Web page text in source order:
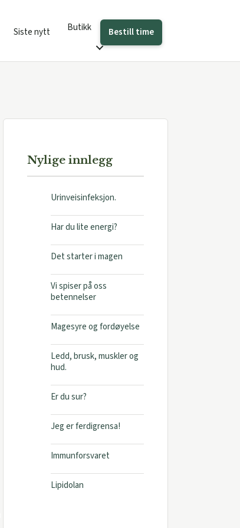
Siste nytt Butikk Bestill time
Nylige innlegg
Urinveisinfeksjon.
Har du lite energi?
Det starter i magen
Vi spiser på oss
betennelser
Magesyre og fordøyelse
Ledd, brusk, muskler og
hud.
Er du sur?
Jeg er ferdigrensa!
Immunforsvaret
Lipidolan